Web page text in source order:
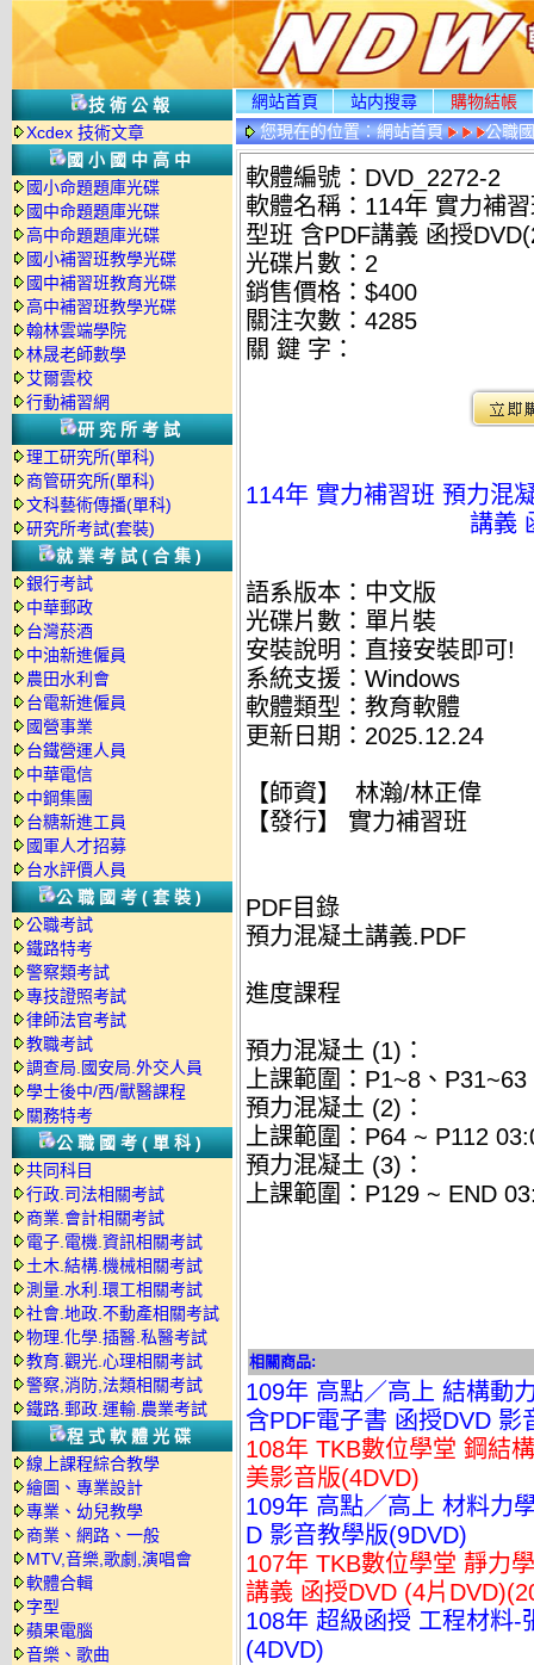
技術公報
Xcdex 技術文章
國小國中高中
國小命題題庫光碟
國中命題題庫光碟
高中命題題庫光碟
國小補習班教學光碟
國中補習班教育光碟
高中補習班教學光碟
翰林雲端學院
林晟老師數學
艾爾雲校
行動補習網
研究所考試
理工研究所(單科)
商管研究所(單科)
文科藝術傳播(單科)
研究所考試(套裝)
就業考試(合集)
銀行考試
中華郵政
台灣菸酒
中油新進僱員
農田水利會
台電新進僱員
國營事業
台鐵營運人員
中華電信
中鋼集團
台糖新進工員
國軍人才招募
台水評價人員
公職國考(套裝)
公職考試
鐵路特考
警察類考試
專技證照考試
律師法官考試
教職考試
調查局.國安局.外交人員
學士後中/西/獸醫課程
關務特考
公職國考(單科)
共同科目
行政.司法相關考試
商業.會計相關考試
電子.電機.資訊相關考試
土木.結構.機械相關考試
測量.水利.環工相關考試
社會.地政.不動產相關考試
物理.化學.插醫.私醫考試
教育.觀光.心理相關考試
警察,消防,法類相關考試
鐵路.郵政.運輸.農業考試
程式軟體光碟
線上課程綜合教學
繪圖、專業設計
專業、幼兒教學
商業、網路、一般
MTV,音樂,歌劇,演唱會
軟體合輯
字型
蘋果電腦
音樂、歌曲
網站首頁 站内搜尋
購物結帳
您現在的位置：網站首頁
公職
光碟詳情
軟體編號：DVD_2272-2
軟體名稱：114年 實力補
型班 含PDF講義 函授
光碟片數：2
銷售價格：$400
關注次數： 4285
關 鍵 字：
114年 實力補習班 預力混
講義
語系版本：中文版
光碟片數：單片裝
安裝說明：直接安裝即可!
系統支援：Windows
軟體類型：教育軟體
更新日期：2025.12.24
【師資】 林瀚/林正偉
【發行】 實力補習班
PDF目錄
預力混凝土講義.PDF
進度課程
預力混凝土 (1)：
上課範圍：P1~8、
預力混凝土 (2)：
上課範圍：P64 ~ P112
預力混凝土 (3)：
上課範圍：P129 ~ END
相關商品:
109年 高點／高上 結構動
含PDF電子書 函授DVD 影
108年 TKB數位學堂 鋼結
美影音版(4DVD)
109年 高點／高上 材料力
D 影音教學版(9DVD)
107年 TKB數位學堂 靜力
講義 函授DVD (4片
108年 超級函授 工程材料-
(4DVD)